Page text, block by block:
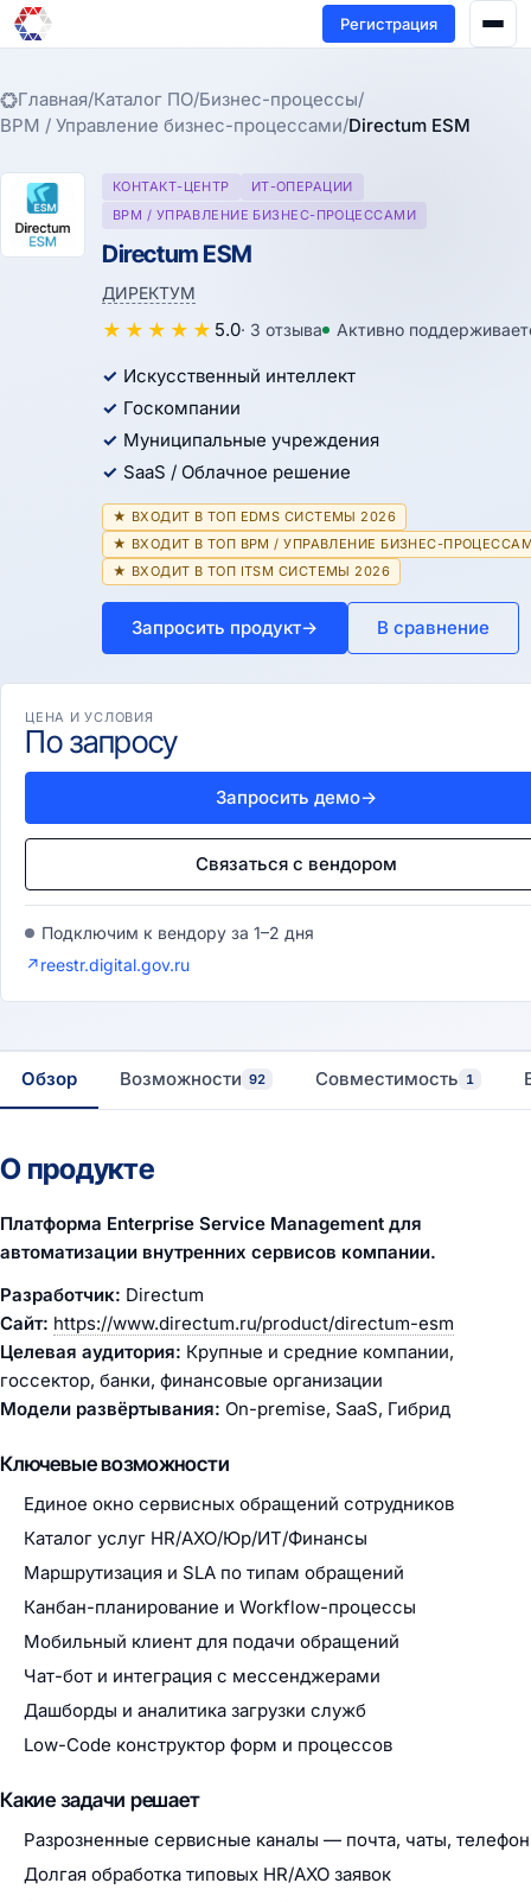
Регистрация
Главная/Каталог ПО/Бизнес-процессы/
BPM / Управление бизнес-процессами/Directum ESM
КОНТАКТ-ЦЕНТР
ИТ-ОПЕРАЦИИ
BPM / УПРАВЛЕНИЕ БИЗНЕС-ПРОЦЕССАМИ
Directum ESM
ДИРЕКТУМ
★ ★ ★ ★ ★ 5.0· 3 отзыва Активно
Искусственный интеллект
Госкомпании
Муниципальные учреждения
SaaS / Облачное решение
★ ВХОДИТ В ТОП EDMS СИСТЕМЫ 2026
★ ВХОДИТ В ТОП BPM / УПРАВЛЕНИЕ БИЗНЕС-
★ ВХОДИТ В ТОП ITSM СИСТЕМЫ 2026
Запросить продукт→ В сравнение
ЦЕНА И УСЛОВИЯ
По запросу
Запросить демо→
Связаться с вендором
Подключим к вендору за 1–2 дня
↗reestr.digital.gov.ru
Обзор Возможности 92 Совместимость 1
О продукте
Платформа Enterprise Service Management для
автоматизации внутренних сервисов компании.
Разработчик: Directum
Сайт: https://www.directum.ru/product/directum-esm
Целевая аудитория: Крупные и средние компании,
госсектор, банки, финансовые организации
Модели развёртывания: On-premise, SaaS, Гибрид
Ключевые возможности
Единое окно сервисных обращений сотрудников
Каталог услуг HR/АХО/Юр/ИТ/Финансы
Маршрутизация и SLA по типам обращений
Канбан-планирование и Workflow-процессы
Мобильный клиент для подачи обращений
Чат-бот и интеграция с мессенджерами
Дашборды и аналитика загрузки служб
Low-Code конструктор форм и процессов
Какие задачи решает
Разрозненные сервисные каналы — почта, чаты, телефон
Долгая обработка типовых HR/АХО заявок